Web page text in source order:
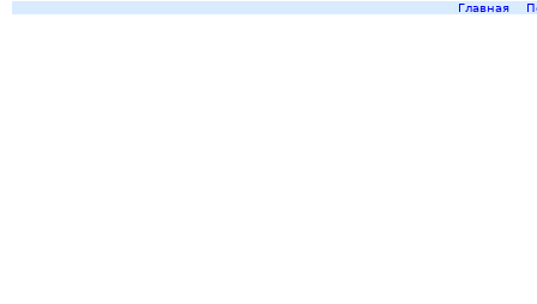
Главная